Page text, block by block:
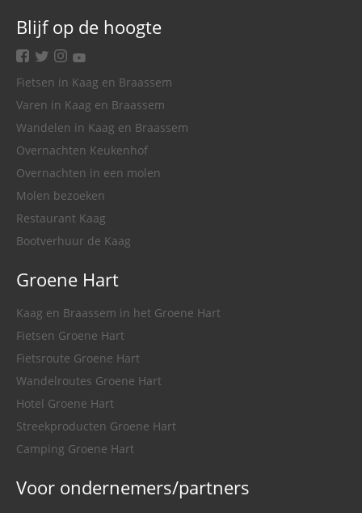
Blijf op de hoogte
facebook
twitterinstagram
youtube
Fietsen in Kaag en Braassem
Varen in Kaag en Braassem
Wandelen in Kaag en Braassem
Overnachten Keukenhof
Overnachten in een molen
Molen bezoeken
Restaurant Kaag
Bootverhuur de Kaag
Groene Hart
Kaag en Braassem in het Groene Hart
Fietsen Groene Hart
Fietsroute Groene Hart
Wandelroutes Groene Hart
Hotel Groene Hart
Streekproducten Groene Hart
Camping Groene Hart
Voor ondernemers/partners